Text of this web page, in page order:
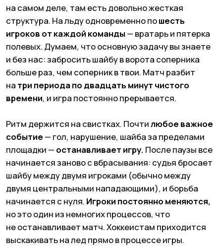
Источник: GIPHY
Ключевое правило, без которого хоккей
невозможно понять, —офсайд.Игрок атаки
не может оказаться в зоне соперника раньше
шайбы. Если кто-то торопится и заезжает
раньше — свисток, откат назад, вбрасывание.
на «паническое» избавление от шайбы.
На практике проброс выглядит так: игрок,
находясь на своей половине, запускает шайбу
через всю площадку, и она, никого не коснувшись,
долетает до ворот соперника. В этот момент
судья фиксирует нарушение. Игру останавливают
ипереносят вбрасывание к воротам той
команды, которая пробросила.
ПОЧЕМУ ХОККЕИСТЫ ДЕРУТСЯ
Самая популярная часть хоккейных матчей в